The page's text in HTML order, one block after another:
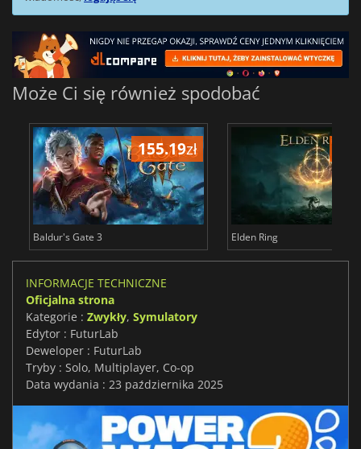
Może Ci się również spodobać
155.19zł
Baldur's Gate 3 Elden Ring
INFORMACJE TECHNICZNE
Oficjalna strona
Kategorie : Zwykły, Symulatory
Edytor : FuturLab
Deweloper : FuturLab
Tryby : Solo, Multiplayer, Co-op
Data wydania : 23 października 2025